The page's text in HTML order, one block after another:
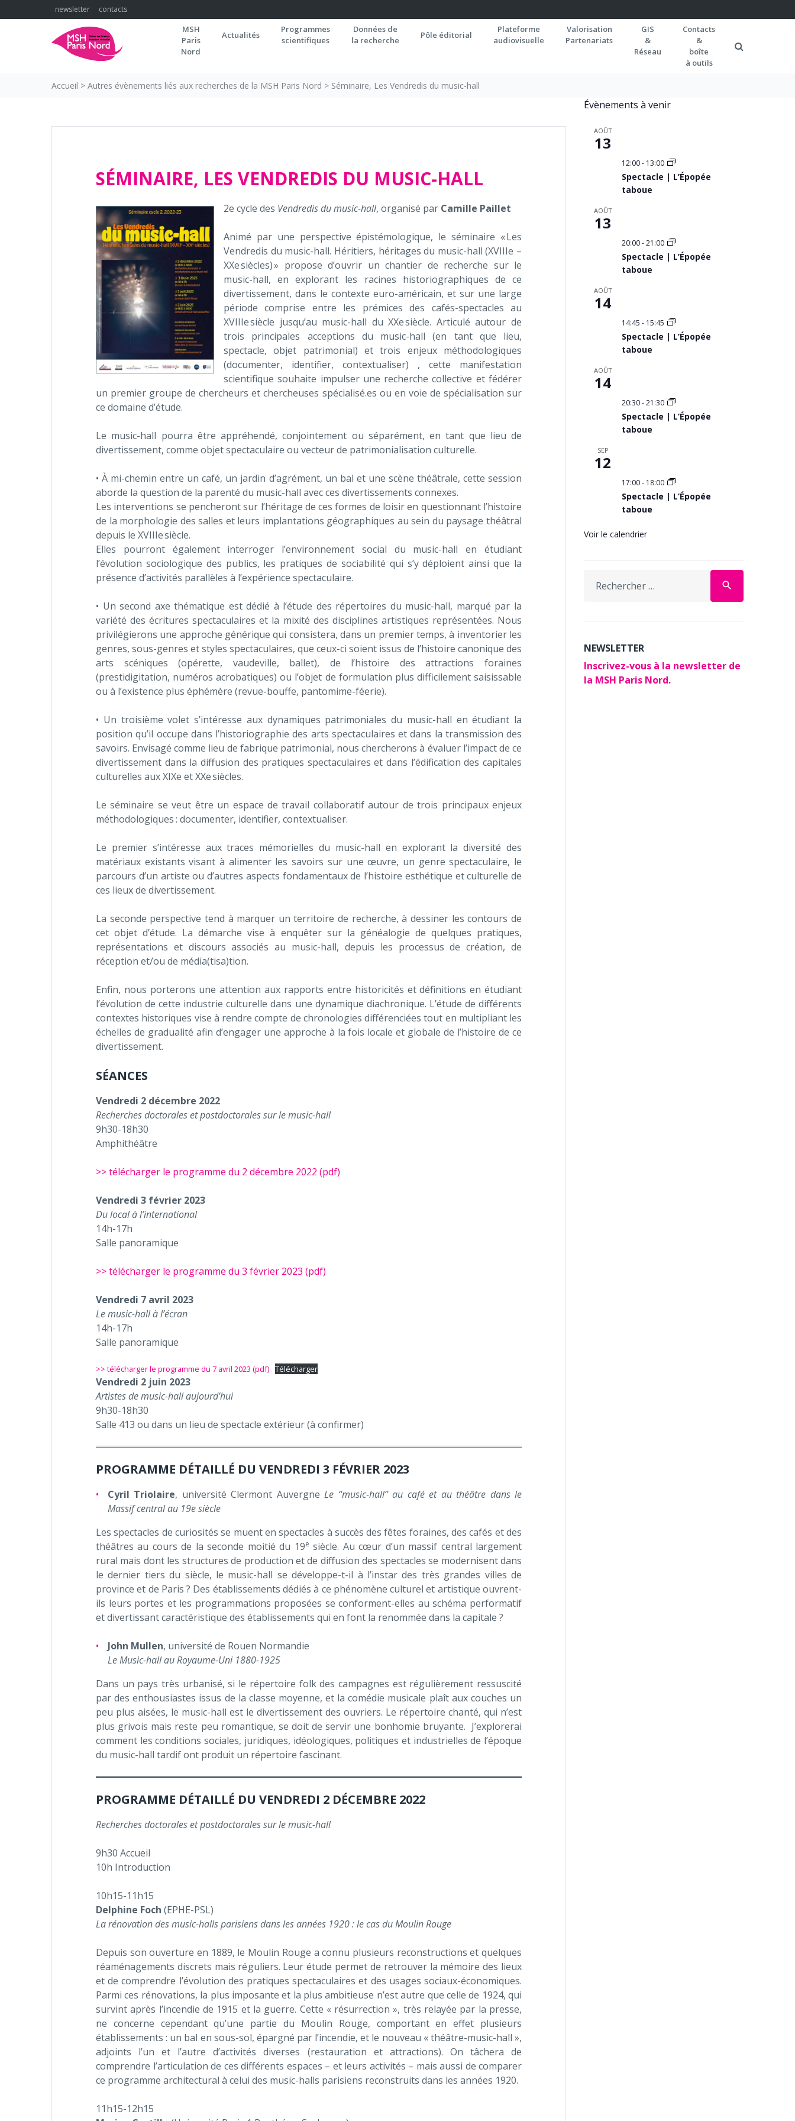
to
newsletter contacts
MSH
Paris
Nord
Actualités
Programmes
scientifiques
Données de
la recherche
Pôle éditorial
Plateforme
audiovisuelle
Valorisation
Partenariats
GIS
&
Réseau
Contacts
&
boîte
à outils
Accueil > Autres évènements liés aux recherches de la MSH Paris Nord > Séminaire, Les Vendredis du music-hall
SÉMINAIRE, LES VENDREDIS DU MUSIC-HALL
2e cycle des Vendredis du music-hall, organisé par Camille Paillet
Animé par une perspective épistémologique, le séminaire « Les
Vendredis du music-hall. Héritiers, héritages du music-hall (XVIIIe –
XXe siècles) » propose d’ouvrir un chantier de recherche sur le
music-hall, en explorant les racines historiographiques de ce
divertissement, dans le contexte euro-américain, et sur une large
période comprise entre les prémices des cafés-spectacles au
XVIIIe siècle jusqu’au music-hall du XXe siècle. Articulé autour de
trois principales acceptions du music-hall (en tant que lieu,
spectacle, objet patrimonial) et trois enjeux méthodologiques
(documenter, identifier, contextualiser) , cette manifestation
scientifique souhaite impulser une recherche collective et fédérer
un premier groupe de chercheurs et chercheuses spécialisé.es ou en voie de spécialisation sur
ce domaine d’étude.
Le music-hall pourra être appréhendé, conjointement ou séparément, en tant que lieu de
divertissement, comme objet spectaculaire ou vecteur de patrimonialisation culturelle.
• À mi-chemin entre un café, un jardin d’agrément, un bal et une scène théâtrale, cette session
aborde la question de la parenté du music-hall avec ces divertissements connexes.
Les interventions se pencheront sur l’héritage de ces formes de loisir en questionnant l’histoire
de la morphologie des salles et leurs implantations géographiques au sein du paysage théâtral
depuis le XVIIIe siècle.
Elles pourront également interroger l’environnement social du music-hall en étudiant
l’évolution sociologique des publics, les pratiques de sociabilité qui s’y déploient ainsi que la
présence d’activités parallèles à l’expérience spectaculaire.
• Un second axe thématique est dédié à l’étude des répertoires du music-hall, marqué par la
variété des écritures spectaculaires et la mixité des disciplines artistiques représentées. Nous
privilégierons une approche générique qui consistera, dans un premier temps, à inventorier les
genres, sous-genres et styles spectaculaires, que ceux-ci soient issus de l’histoire canonique des
arts scéniques (opérette, vaudeville, ballet), de l’histoire des attractions foraines
(prestidigitation, numéros acrobatiques) ou l’objet de formulation plus difficilement saisissable
ou à l’existence plus éphémère (revue-bouffe, pantomime-féerie).
• Un troisième volet s’intéresse aux dynamiques patrimoniales du music-hall en étudiant la
position qu’il occupe dans l’historiographie des arts spectaculaires et dans la transmission des
savoirs. Envisagé comme lieu de fabrique patrimonial, nous chercherons à évaluer l’impact de ce
divertissement dans la diffusion des pratiques spectaculaires et dans l’édification des capitales
culturelles aux XIXe et XXe siècles.
Le séminaire se veut être un espace de travail collaboratif autour de trois principaux enjeux
méthodologiques : documenter, identifier, contextualiser.
Le premier s’intéresse aux traces mémorielles du music-hall en explorant la diversité des
matériaux existants visant à alimenter les savoirs sur une œuvre, un genre spectaculaire, le
parcours d’un artiste ou d’autres aspects fondamentaux de l’histoire esthétique et culturelle de
ces lieux de divertissement.
La seconde perspective tend à marquer un territoire de recherche, à dessiner les contours de
cet objet d’étude. La démarche vise à enquêter sur la généalogie de quelques pratiques,
représentations et discours associés au music-hall, depuis les processus de création, de
réception et/ou de média(tisa)tion.
Enfin, nous porterons une attention aux rapports entre historicités et définitions en étudiant
l’évolution de cette industrie culturelle dans une dynamique diachronique. L’étude de différents
contextes historiques vise à rendre compte de chronologies différenciées tout en multipliant les
échelles de gradualité afin d’engager une approche à la fois locale et globale de l’histoire de ce
divertissement.
SÉANCES
Vendredi 2 décembre 2022
Recherches doctorales et postdoctorales sur le music-hall
9h30-18h30
Amphithéâtre
>> télécharger le programme du 2 décembre 2022 (pdf)
Vendredi 3 février 2023
Du local à l’international
14h-17h
Salle panoramique
>> télécharger le programme du 3 février 2023 (pdf)
Vendredi 7 avril 2023
Le music-hall à l’écran
14h-17h
Salle panoramique
>> télécharger le programme du 7 avril 2023 (pdf) Télécharger
Vendredi 2 juin 2023
Artistes de music-hall aujourd’hui
9h30-18h30
Salle 413 ou dans un lieu de spectacle extérieur (à confirmer)
PROGRAMME DÉTAILLÉ DU VENDREDI 3 FÉVRIER 2023
Cyril Triolaire, université Clermont AuvergneLe “music-hall” au café et au théâtre dans le
Massif central au 19e siècle
Les spectacles de curiosités se muent en spectacles à succès des fêtes foraines, des cafés et des
théâtres au cours de la seconde moitié du 19e siècle. Au cœur d’un massif central largement
rural mais dont les structures de production et de diffusion des spectacles se modernisent dans
le dernier tiers du siècle, le music-hall se développe-t-il à l’instar des très grandes villes de
province et de Paris ? Des établissements dédiés à ce phénomène culturel et artistique ouvrent-
ils leurs portes et les programmations proposées se conforment-elles au schéma performatif
et divertissant caractéristique des établissements qui en font la renommée dans la capitale ?
John Mullen, université de Rouen Normandie
Le Music-hall au Royaume-Uni 1880-1925
Dans un pays très urbanisé, si le répertoire folk des campagnes est régulièrement ressuscité
par des enthousiastes issus de la classe moyenne, et la comédie musicale plaît aux couches un
peu plus aisées, le music-hall est le divertissement des ouvriers. Le répertoire chanté, qui n’est
plus grivois mais reste peu romantique, se doit de servir une bonhomie bruyante. J’explorerai
comment les conditions sociales, juridiques, idéologiques, politiques et industrielles de l’époque
du music-hall tardif ont produit un répertoire fascinant.
PROGRAMME DÉTAILLÉ DU VENDREDI 2 DÉCEMBRE 2022
Recherches doctorales et postdoctorales sur le music-hall
9h30 Accueil
10h Introduction
10h15-11h15
Delphine Foch (EPHE-PSL)
La rénovation des music-halls parisiens dans les années 1920 : le cas du Moulin Rouge
Depuis son ouverture en 1889, le Moulin Rouge a connu plusieurs reconstructions et quelques
réaménagements discrets mais réguliers. Leur étude permet de retrouver la mémoire des lieux
et de comprendre l’évolution des pratiques spectaculaires et des usages sociaux-économiques.
Parmi ces rénovations, la plus imposante et la plus ambitieuse n’est autre que celle de 1924, qui
survint après l’incendie de 1915 et la guerre. Cette « résurrection », très relayée par la presse,
ne concerne cependant qu’une partie du Moulin Rouge, comportant en effet plusieurs
établissements : un bal en sous-sol, épargné par l’incendie, et le nouveau « théâtre-music-hall »,
adjoints l’un et l’autre d’activités diverses (restauration et attractions). On tâchera de
comprendre l’articulation de ces différents espaces – et leurs activités – mais aussi de comparer
ce programme architectural à celui des music-halls parisiens reconstruits dans les années 1920.
11h15-12h15
Évènements à venir
AOÛT
13
12:00- 13:00
Spectacle | L’Épopée
taboue
AOÛT
13
20:00-21:00
Spectacle | L’Épopée
taboue
AOÛT
14
14:45 - 15:45
Spectacle | L’Épopée
taboue
AOÛT
14
20:30-21:30
Spectacle | L’Épopée
taboue
SEP
12
17:00- 18:00
Spectacle | L’Épopée
taboue
Voir le calendrier
for:
search
NEWSLETTER
Inscrivez-vous à la newsletter de
la MSH Paris Nord.